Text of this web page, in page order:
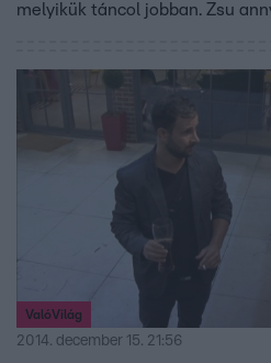
melyikük táncol jobban. Zsu
ValóVilág
2014. december 15. 21:56